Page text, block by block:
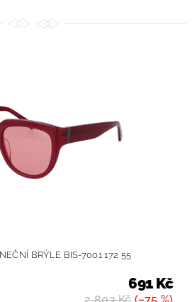
BRÝLE BIS-7001 172 55
691 Kč